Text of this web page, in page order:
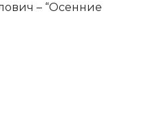
– “Осенние